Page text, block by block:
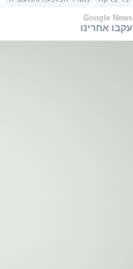
Google News
עקבו אחרינו